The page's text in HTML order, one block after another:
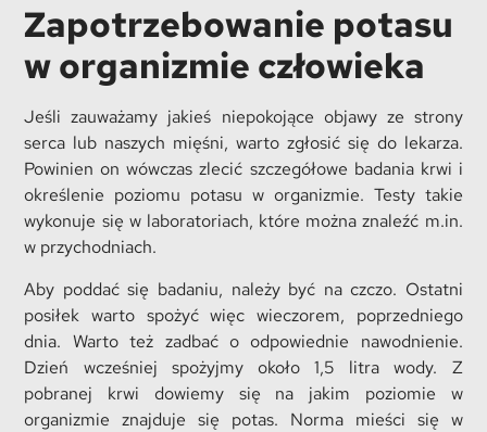
Zapotrzebowanie potasu
w organizmie człowieka
Jeśli zauważamy jakieś niepokojące objawy ze strony
serca lub naszych mięśni, warto zgłosić się do lekarza.
Powinien on wówczas zlecić szczegółowe badania krwi i
określenie poziomu potasu w organizmie. Testy takie
wykonuje się w laboratoriach, które można znaleźć m.in.
w przychodniach.
Aby poddać się badaniu, należy być na czczo. Ostatni
posiłek warto spożyć więc wieczorem, poprzedniego
dnia. Warto też zadbać o odpowiednie nawodnienie.
Dzień wcześniej spożyjmy około 1,5 litra wody. Z
pobranej krwi dowiemy się na jakim poziomie w
organizmie znajduje się potas. Norma mieści się w